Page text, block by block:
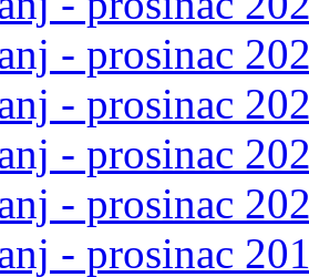
- prosinac
- prosinac
- prosinac
- prosinac
- prosinac